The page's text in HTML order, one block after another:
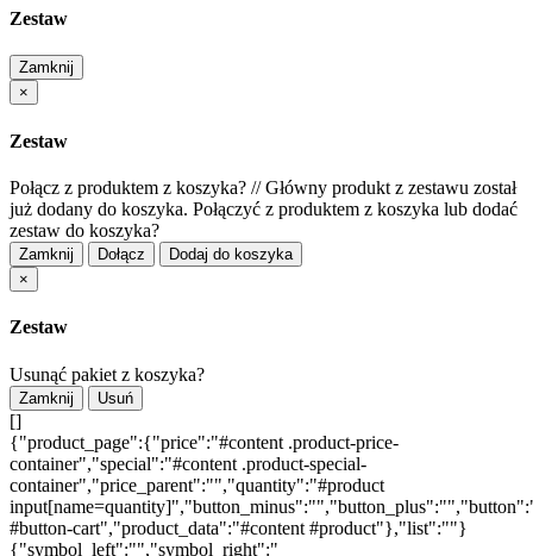
Zestaw
Zamknij
×
Zestaw
Połącz z produktem z koszyka? //Główny produkt z zestawu został
już dodany do koszyka. Połączyć z produktem z koszyka lub dodać
zestaw do koszyka?
Zamknij Dołącz
Dodaj do koszyka
×
Zestaw
Usunąć pakiet z koszyka?
Zamknij Usuń
[]
{"product_page":{"price":"#content .product-price-
container","special":"#content .product-special-
container","price_parent":"","quantity":"#product
#button-cart","product_data":"#content #product"},"list":""}
{"symbol_left":"","symbol_right":"